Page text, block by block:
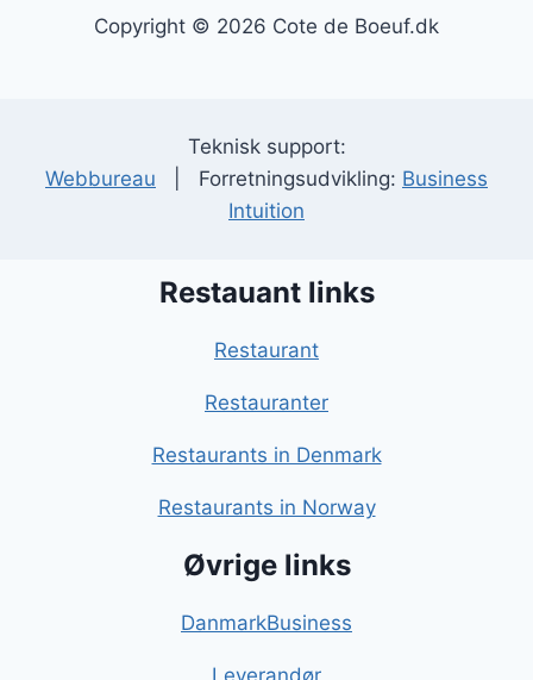
Copyright © 2026 Cote de Boeuf.dk
Teknisk support:
Webbureau | Forretningsudvikling: Business
Intuition
Restauant links
Restaurant
Restauranter
Restaurants in Denmark
Restaurants in Norway
Øvrige links
DanmarkBusiness